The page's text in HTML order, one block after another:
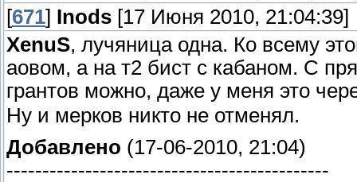
[671] Inods [17 Июня 2010, 21:04:39]
XenuS, лучяница одна. Ко всему
аовом, а на т2 бист с кабаном. С
грантов можно, даже у меня это
Ну и мерков никто не отменял.
Добавлено (17-06-2010, 21:04)
---------------------------------------------